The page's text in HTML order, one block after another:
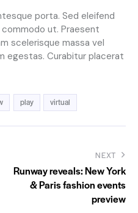
porta. Sed eleifend
ut. Praesent
scelerisque massa vel
egestas. Curabitur placerat
play virtual
NEXT
Runway reveals: New York
& Paris fashion events
preview